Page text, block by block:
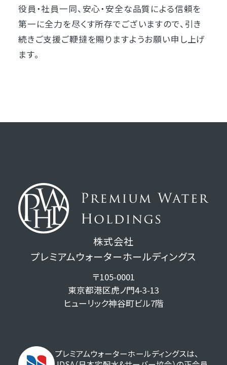
役員・社員一同、安心・安全な品質による信頼を
第一に全力を尽くす所存でございますので、引き
続きご支援ご鞭撻を賜りますようお願い申し上げ
ます。
株式会社
プレミアムウォーターホールディングス
〒105-0001
東京都港区虎ノ門4-3-13
ヒューリック神谷町ビル7階
プレミアムウォーターホールディングスは、